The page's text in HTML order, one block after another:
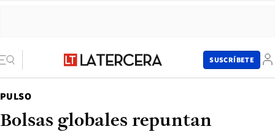
SUSCRÍBETE
PULSO
Bolsas globales repuntan